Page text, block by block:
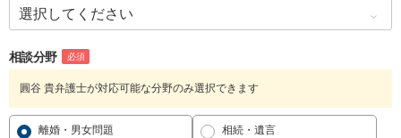
相談分野 必須
圓谷 貴弁護士が対応可能な分野のみ選択できます
離婚・男女問題 相続・遺言